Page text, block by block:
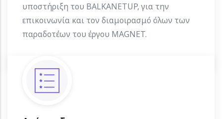
υποστήριξη του BALKANETUP, για την
επικοινωνία και τον διαμοιρασμό όλων των
παραδοτέων του έργου MAGNET.